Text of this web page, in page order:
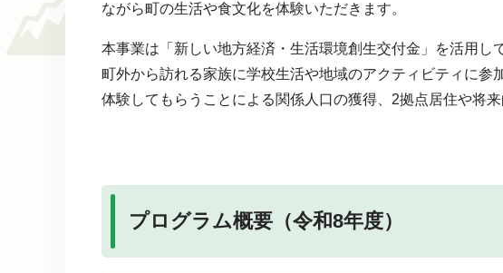
ながら町の生活や食文化を体験いただきます。
本事業は「新しい地方経済・生活環境創生交付金」を活用し
町外から訪れる家族に学校生活や地域のアクティビティに参
体験してもらうことによる関係人口の獲得、2拠点居住や将
プログラム概要（令和8年度）